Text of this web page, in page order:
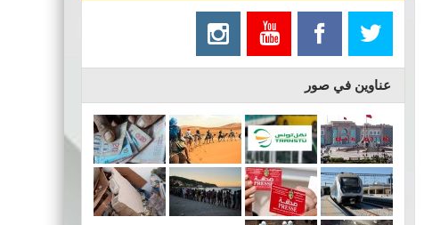
عناوين في صور